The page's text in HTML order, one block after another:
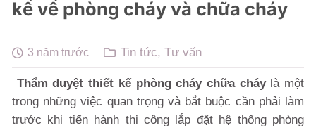
kế về phòng cháy và chữa cháy
3 năm trước Tin tức, Tư vấn
Thẩm duyệt thiết kế phòng cháy chữa cháylà một
trong những việc quan trọng và bắt buộc cần phải làm
trước khi tiến hành thi công lắp đặt hệ thống phòng